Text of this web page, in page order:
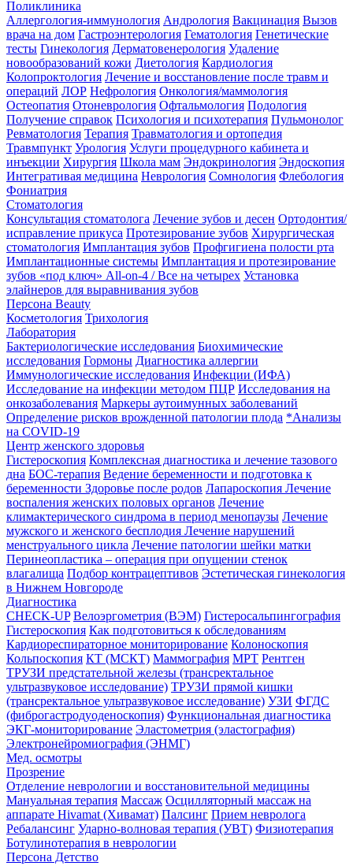
Поликлиника
Аллергология-иммунология Андрология Вакцинация Вызов
врача на дом Гастроэнтерология Гематология Генетические
тесты Гинекология Дерматовенерология Удаление
новообразований кожи Диетология Кардиология
Колопроктология Лечение и восстановление после травм и
операций ЛОР Нефрология Онкология/маммология
Остеопатия Отоневрология Офтальмология Подология
Получение справок Психология и психотерапия Пульмонолог
Ревматология Терапия Травматология и ортопедия
Травмпункт Урология Услуги процедурного кабинета и
инъекции Хирургия Школа мам Эндокринология Эндоскопия
Интегративая медицина Неврология Сомнология Флебология
Фониатрия
Стоматология
Консультация стоматолога Лечение зубов и десен Ортодонтия/
исправление прикуса Протезирование зубов Хирургическая
стоматология Имплантация зубов Профгигиена полости рта
Имплантационные системы Имплантация и протезирование
зубов «под ключ» All-on-4 / Все на четырех Установка
элайнеров для выравнивания зубов
Персона Beauty
Косметология Трихология
Лаборатория
Бактериологические исследования Биохимические
исследования Гормоны Диагностика аллергии
Иммунологические исследования Инфекции (ИФА)
Исследование на инфекции методом ПЦР Исследования на
онкозаболевания Маркеры аутоимунных заболеваний
Определение рисков врожденной патологии плода *Анализы
на COVID-19
Центр женского здоровья
Гистероскопия Комплексная диагностика и лечение тазового
дна БОС-терапия Ведение беременности и подготовка к
беременности Здоровье после родов Лапароскопия Лечение
воспаления женских половых органов Лечение
климактерического синдрома в период менопаузы Лечение
мужского и женского бесплодия Лечение нарушений
менструального цикла Лечение патологии шейки матки
Перинеопластика – операция при опущении стенок
влагалища Подбор контрацептивов Эстетическая гинекология
в Нижнем Новгороде
Диагностика
CHECK-UP Велоэргометрия (ВЭМ) Гистеросальпингография
Гистероскопия Как подготовиться к обследованиям
Кардиореспираторное мониторирование Колоноскопия
Кольпоскопия КТ (МСКТ) Маммография МРТ Рентген
ТРУЗИ предстательной железы (трансректальное
ультразвуковое исследование) ТРУЗИ прямой кишки
(трансректальное ультразвуковое исследование) УЗИ ФГДС
(фиброгастродуоденоскопия) Функциональная диагностика
ЭКГ-мониторирование Эластометрия (эластография)
Электронейромиография (ЭНМГ)
Мед. осмотры
Прозрение
Отделение неврологии и восстановительной медицины
Мануальная терапия Массаж Осцилляторный массаж на
аппарате Hivamat (Хивамат) Палсинг Прием невролога
Ребалансинг Ударно-волновая терапия (УВТ) Физиотерапия
Ботулинотерапия в неврологии
Персона Детство